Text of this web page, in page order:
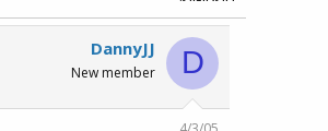
D
DannyJJ
New member